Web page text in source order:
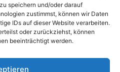
speichern und/oder darauf
zustimmst, können wir Daten
IDs auf dieser Website verarbeiten.
oder zurückziehst, können
beeinträchtigt werden.